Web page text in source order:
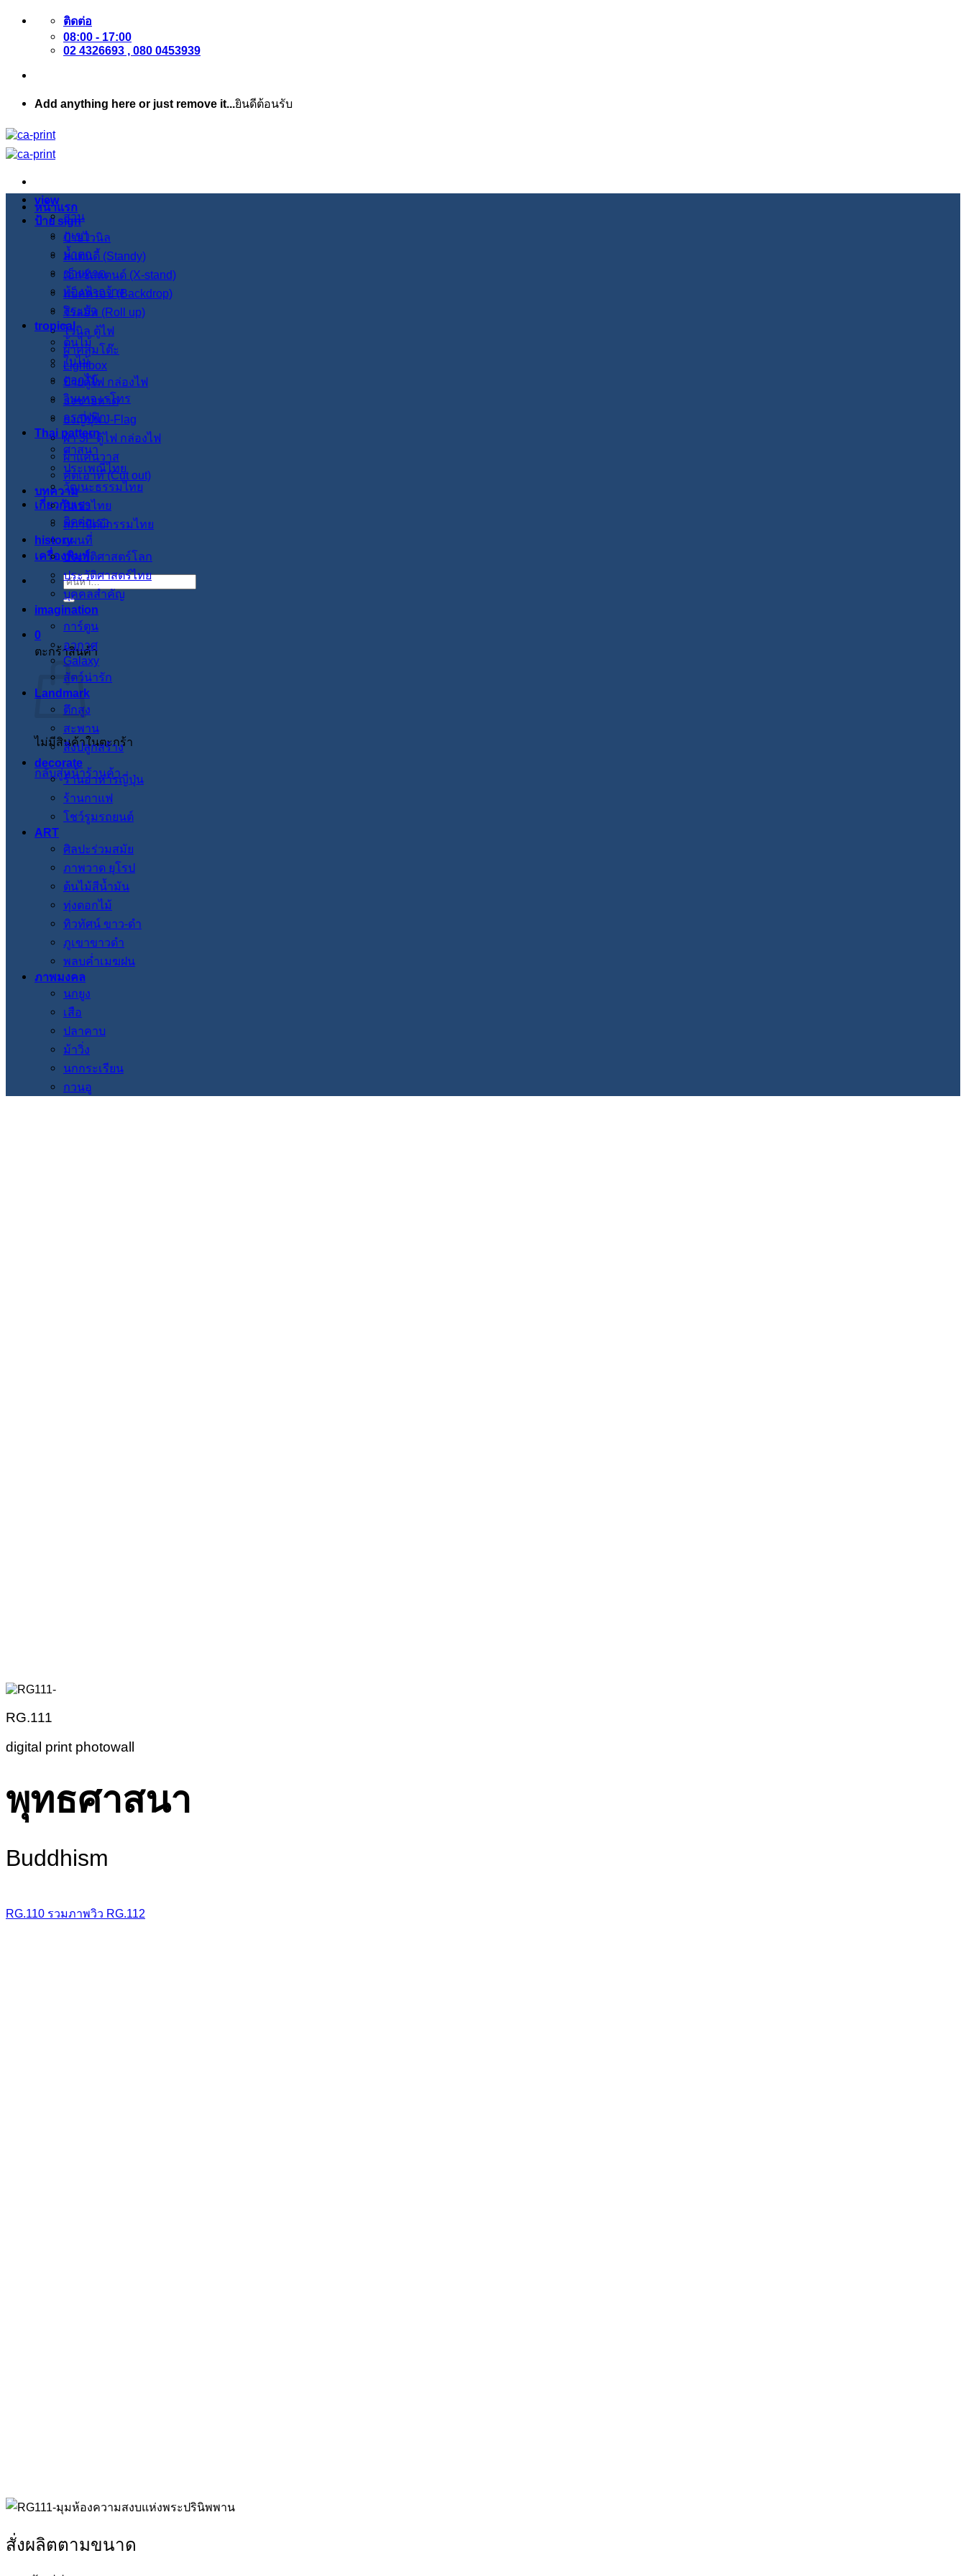
ข้าม
เนื้อหา
ติดต่อ
08:00 - 17:00
02 4326693 , 080 0453939
Add anything here or just remove it...ยินดีต้อนรับ
หน้าแรก
ป้าย sign
ป้ายไวนิล
สแตนดี้ (Standy)
เอ็กซ์สแตนด์ (X-stand)
แบ็คดรอป (Backdrop)
โรลอัพ (Roll up)
ไวนิล ตู้ไฟ
ผ้าคลุมโต๊ะ
Lightbox
ป้ายตู้ไฟ กล่องไฟ
ธงชายหาด
ธงญี่ปุ่น J-Flag
ผ้า 3P ตู้ไฟ กล่องไฟ
ผ้าแคนวาส
คัตเอาท์ (Cut out)
บทความ
เกี่ยวกับเรา
ติดต่อเรา
แผนที่
เครื่องพิมพ์
ค้นหา:
0
ตะกร้าสินค้า
ไม่มีสินค้าในตะกร้า
กลับสู่หน้าร้านค้า
view
สวน
ภูเขา
น้ำตก
ชายหาด
ท้องฟ้ากว้าง
สระบัว
tropical
ต้นไม้
ใบไม้
ดอกไม้
วินเทจ เรโทร
กราฟฟิก
Thai pattern
ศาสนา
ประเพณีไทย
วัฒนะธรรมไทย
ศิลปะไทย
สภาปัตย์กรรมไทย
history
ประวัติศาสตร์โลก
ประวัติศาสตร์ไทย
บุคคลสำคัญ
imagination
การ์ตูน
อวกาศ
Galaxy
สัตว์น่ารัก
Landmark
ตึกสูง
สะพาน
สิ่งปลูกสร้าง
decorate
ร้านอาหารญี่ปุ่น
ร้านกาแฟ
โชว์รูมรถยนต์
ART
ศิลปะร่วมสมัย
ภาพวาด ยุโรป
ต้นไม้สีน้ำมัน
ทุ่งดอกไม้
ทิวทัศน์ ขาว-ดำ
ภูเขาขาวดำ
พลบค่ำเมฆฝน
ภาพมงคล
นกยูง
เสือ
ปลาคาบ
ม้าวิ่ง
นกกระเรียน
กวนอู
RG.111
digital print photowall
พุทธศาสนา
Buddhism
RG.110 รวมภาพวิว RG.112
สั่งผลิตตามขนาด